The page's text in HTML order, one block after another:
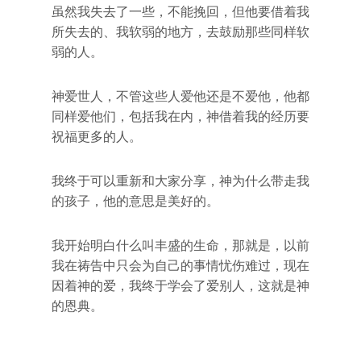
虽然我失去了一些，不能挽回，但他要借着我
所失去的、我软弱的地方，去鼓励那些同样软
弱的人。
神爱世人，不管这些人爱他还是不爱他，他都
同样爱他们，包括我在内，神借着我的经历要
祝福更多的人。
我终于可以重新和大家分享，神为什么带走我
的孩子，他的意思是美好的。
我开始明白什么叫丰盛的生命，那就是，以前
我在祷告中只会为自己的事情忧伤难过，现在
因着神的爱，我终于学会了爱别人，这就是神
的恩典。